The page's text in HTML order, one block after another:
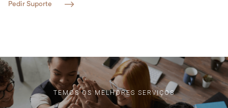
Pedir Suporte
TEMOS OS MELHORES SERVIÇOS